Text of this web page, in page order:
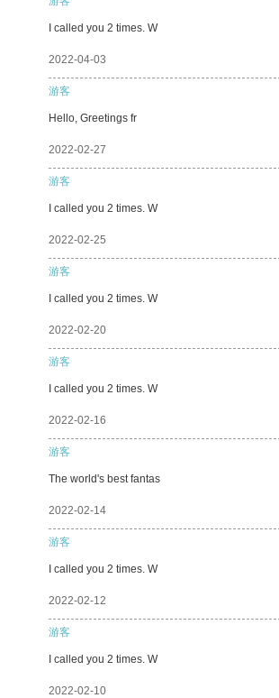
I called you 2 times. W
2022-04-03
游客
Hello, Greetings fr
2022-02-27
游客
I called you 2 times. W
2022-02-25
游客
I called you 2 times. W
2022-02-20
游客
I called you 2 times. W
2022-02-16
游客
The world's best fantas
2022-02-14
游客
I called you 2 times. W
2022-02-12
游客
I called you 2 times. W
2022-02-10